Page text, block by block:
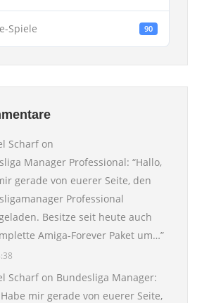
Spiele 90
Scharf on
Manager Professional: “Hallo,
gerade von euerer Seite, den
Professional
Besitze seit heute auch
Amiga-Forever Paket um…”
Scharf on Bundesliga Manager:
mir gerade von euerer Seite,